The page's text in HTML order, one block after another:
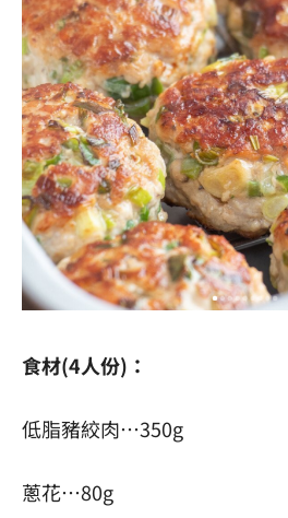
食材(4人份)：
低脂豬絞肉…350g
蔥花…80g